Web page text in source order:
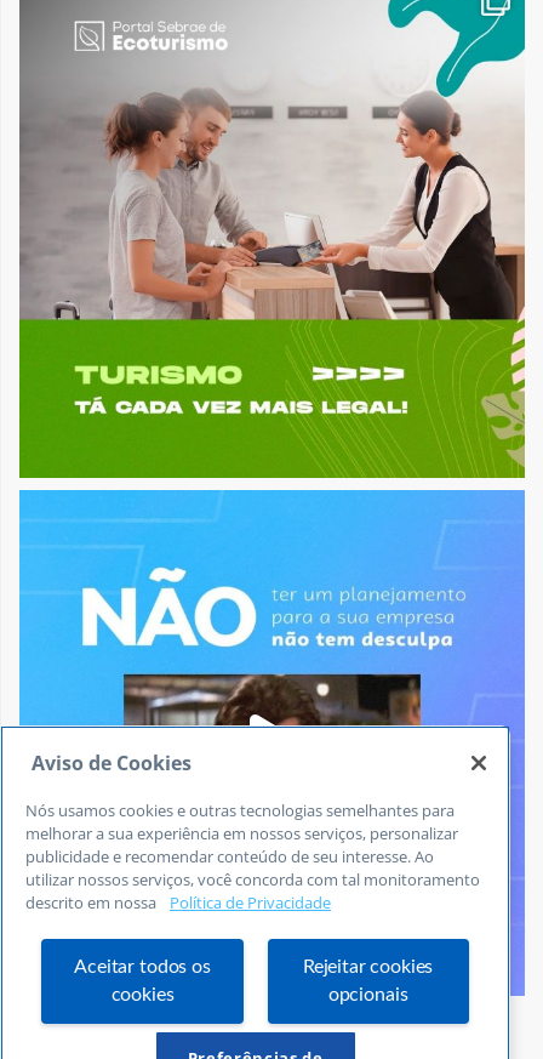
Siga no Instagram
Aviso de Cookies
Nós usamos cookies e outras tecnologias semelhantes para
melhorar a sua experiência em nossos serviços, personalizar
publicidade e recomendar conteúdo de seu interesse. Ao
utilizar nossos serviços, você concorda com tal monitoramento
descrito em nossa
Política de Privacidade
Aceitar todos os
cookies
Rejeitar cookies
opcionais